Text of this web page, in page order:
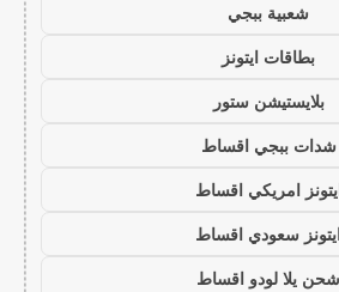
شعبية ببجي
بطاقات ايتونز
بلايستيشن ستور
شدات ببجي اقساط
امريكي اقساط
ايتونز سعودي اقساط
شحن يلا لودو اقساط